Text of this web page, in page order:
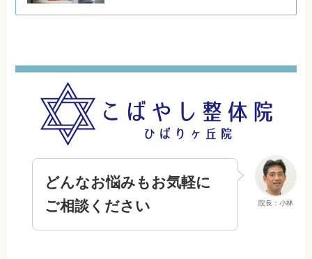
院長：小林
どんなお悩みもお気軽に
ご相談ください